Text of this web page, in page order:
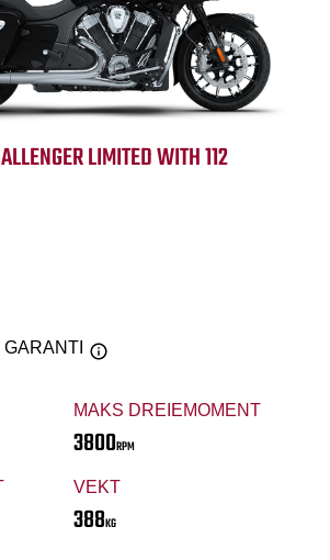
MAKS DREIEMOMENT
3800RPM
VEKT
388KG
LIMITED WITH 112